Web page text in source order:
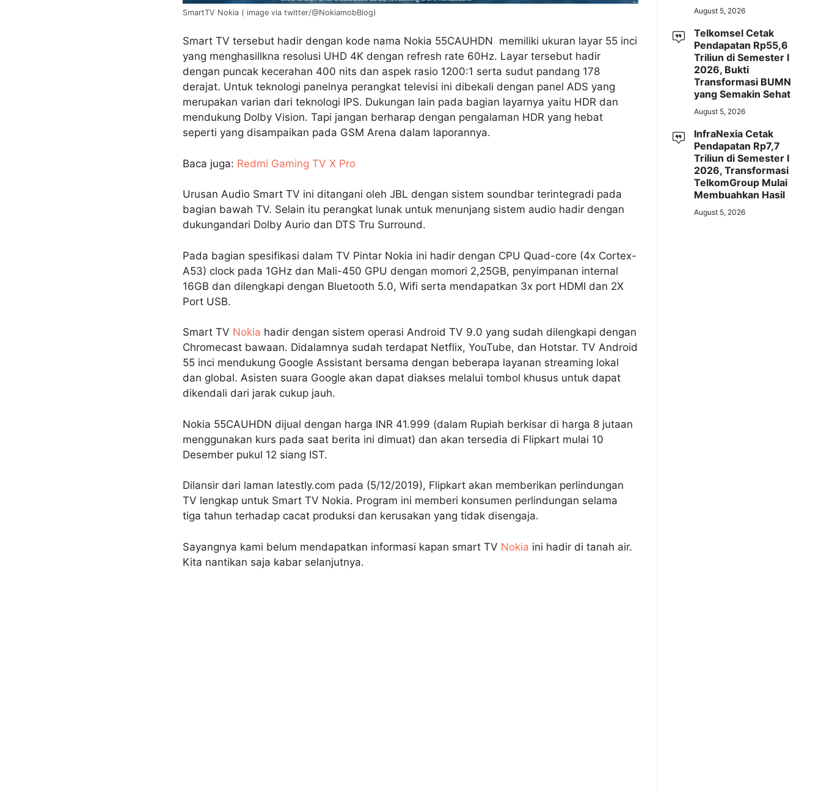
SmartTV Nokia ( image via twitter/@NokiamobBlog)
Smart TV tersebut hadir dengan kode nama Nokia 55CAUHDN memiliki ukuran layar 55 inci
yang menghasillkna resolusi UHD 4K dengan refresh rate 60Hz. Layar tersebut hadir
dengan puncak kecerahan 400 nits dan aspek rasio 1200:1 serta sudut pandang 178
derajat. Untuk teknologi panelnya perangkat televisi ini dibekali dengan panel ADS yang
merupakan varian dari teknologi IPS. Dukungan lain pada bagian layarnya yaitu HDR dan
mendukung Dolby Vision. Tapi jangan berharap dengan pengalaman HDR yang hebat
seperti yang disampaikan pada GSM Arena dalam laporannya.
Baca juga: Redmi Gaming TV X Pro
Urusan Audio Smart TV ini ditangani oleh JBL dengan sistem soundbar terintegradi pada
bagian bawah TV. Selain itu perangkat lunak untuk menunjang sistem audio hadir dengan
dukungandari Dolby Aurio dan DTS Tru Surround.
Pada bagian spesifikasi dalam TV Pintar Nokia ini hadir dengan CPU Quad-core (4x Cortex-
A53) clock pada 1GHz dan Mali-450 GPU dengan momori 2,25GB, penyimpanan internal
16GB dan dilengkapi dengan Bluetooth 5.0, Wifi serta mendapatkan 3x port HDMI dan 2X
Port USB.
Smart TV Nokia hadir dengan sistem operasi Android TV 9.0 yang sudah dilengkapi dengan
Chromecast bawaan. Didalamnya sudah terdapat Netflix, YouTube, dan Hotstar. TV Android
55 inci mendukung Google Assistant bersama dengan beberapa layanan streaming lokal
dan global. Asisten suara Google akan dapat diakses melalui tombol khusus untuk dapat
dikendali dari jarak cukup jauh.
Nokia 55CAUHDN dijual dengan harga INR 41.999 (dalam Rupiah berkisar di harga 8 jutaan
menggunakan kurs pada saat berita ini dimuat) dan akan tersedia di Flipkart mulai 10
Desember pukul 12 siang IST.
Dilansir dari laman latestly.com pada (5/12/2019), Flipkart akan memberikan perlindungan
TV lengkap untuk Smart TV Nokia. Program ini memberi konsumen perlindungan selama
tiga tahun terhadap cacat produksi dan kerusakan yang tidak disengaja.
Sayangnya kami belum mendapatkan informasi kapan smart TV Nokia ini hadir di tanah air.
Kita nantikan saja kabar selanjutnya.
August 5, 2026
Telkomsel Cetak
Pendapatan Rp55,6
Triliun di Semester I
2026, Bukti
Transformasi BUMN
yang Semakin Sehat
August 5, 2026
InfraNexia Cetak
Pendapatan Rp7,7
Triliun di Semester I
2026, Transformasi
TelkomGroup Mulai
Membuahkan Hasil
August 5, 2026